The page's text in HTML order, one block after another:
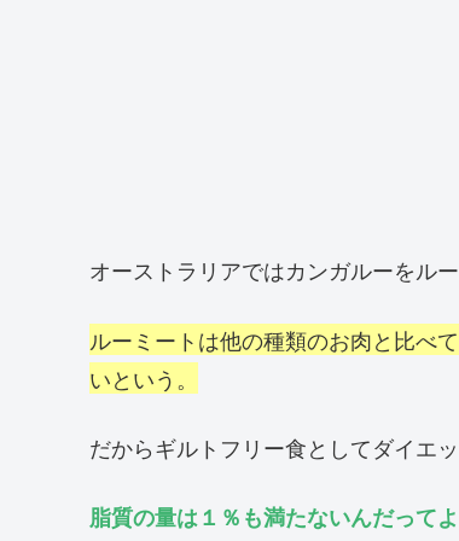
オーストラリアではカンガルーをル
ルーミートは他の種類のお肉と比べ
いという。
だからギルトフリー食としてダイエ
脂質の量は１％も満たないんだってよ